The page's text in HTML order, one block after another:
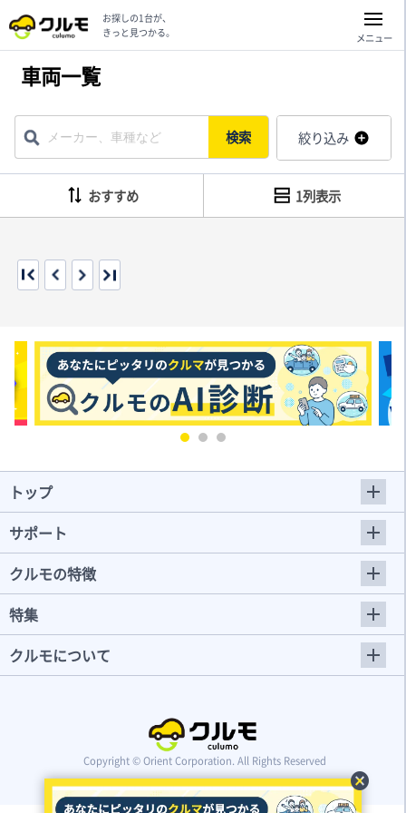
cancel
お探しの1台が、
きっと見つかる。
メニュー
車両一覧
検索 絞り込み
おすすめ 1列表示
トップ
サポート
クルモの特徴
特集
クルモについて
Copyright © Orient Corporation. All Rights Reserved